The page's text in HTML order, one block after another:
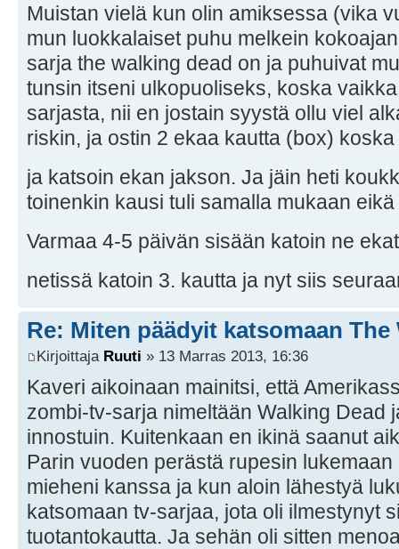
Muistan vielä kun olin amiksessa (vika
mun luokkalaiset puhu melkein
sarja the walking dead on ja puhuivat
tunsin itseni ulkopuoliseks, koska
sarjasta, nii en jostain syystä ollu viel
riskin, ja ostin 2 ekaa kautta (box)
ja katsoin ekan jakson. Ja jäin heti
toinenkin kausi tuli samalla mukaan
Varmaa 4-5 päivän sisään katoin ne
netissä katoin 3. kautta ja nyt siis
Re: Miten päädyit katsomaan The
Kirjoittaja Ruuti » 13 Marras 2013, 16:36
Kaveri aikoinaan mainitsi, että
zombi-tv-sarja nimeltään Walking Dead
innostuin. Kuitenkaan en ikinä saanut
Parin vuoden perästä rupesin
mieheni kanssa ja kun aloin lähestyä
katsomaan tv-sarjaa, jota oli ilmestynyt
tuotantokautta. Ja sehän oli sitten